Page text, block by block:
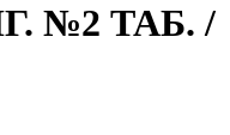
№2 ТАБ. /